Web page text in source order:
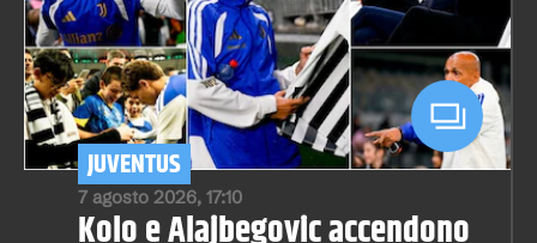
7 agosto 2026, 17:10
JUVENTUS
Kolo e Alajbegovic accendono